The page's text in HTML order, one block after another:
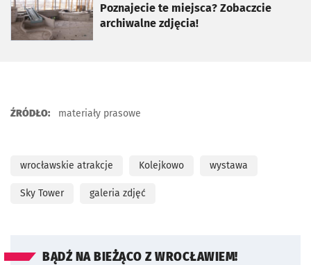
Poznajecie te miejsca? Zobaczcie
archiwalne zdjęcia!
ŹRÓDŁO: materiały prasowe
wrocławskie atrakcje Kolejkowo wystawa
Sky Tower galeria zdjęć
BĄDŹ NA BIEŻĄCO Z WROCŁAWIEM!